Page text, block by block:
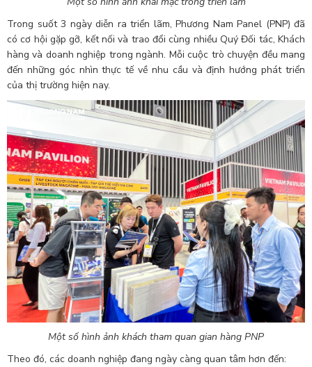
Trong suốt 3 ngày diễn ra triển lãm, Phương Nam Panel (PNP) đã
có cơ hội gặp gỡ, kết nối và trao đổi cùng nhiều Quý Đối tác, Khách
hàng và doanh nghiệp trong ngành. Mỗi cuộc trò chuyện đều mang
đến những góc nhìn thực tế về nhu cầu và định hướng phát triển
của thị trường hiện nay.
Một số hình ảnh khách tham quan gian hàng PNP
Theo đó, các doanh nghiệp đang ngày càng quan tâm hơn đến: